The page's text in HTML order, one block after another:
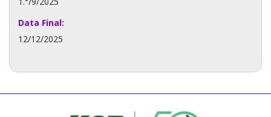
Data Final:
12/12/2025